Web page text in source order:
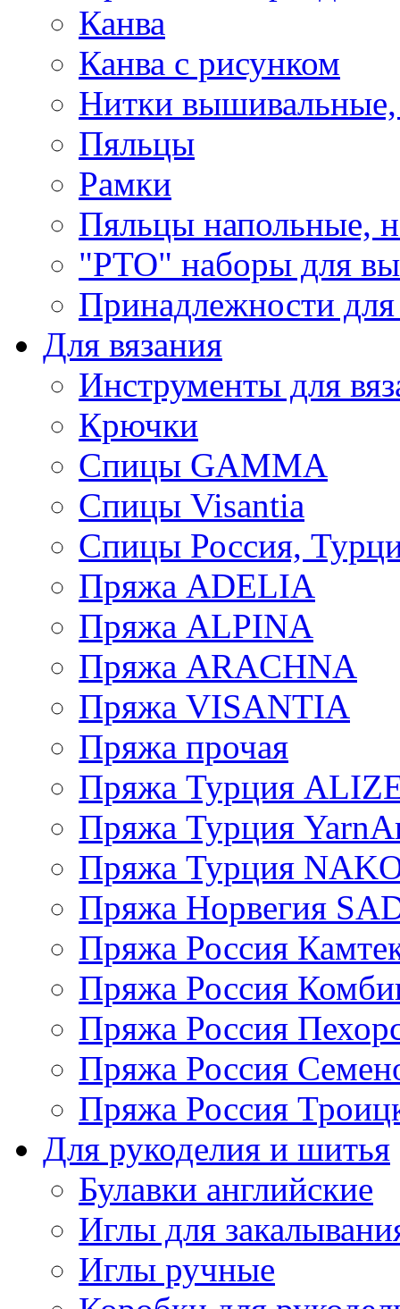
Канва
Канва с рисунком
Нитки
Пяльцы
Рамки
Пяльцы напольные,
"РТО" наборы для
Принадлежности
Для вязания
Инструменты для
Крючки
Спицы GAMMA
Спицы Visantia
Спицы Россия,
Пряжа ADELIA
Пряжа ALPINA
Пряжа ARACHNA
Пряжа VISANTIA
Пряжа прочая
Пряжа Турция
Пряжа Турция
Пряжа Турция
Пряжа Норвегия
Пряжа Россия
Пряжа Россия
Пряжа Россия
Пряжа Россия
Пряжа Россия
Для рукоделия и шитья
Булавки английские
Иглы для
Иглы ручные